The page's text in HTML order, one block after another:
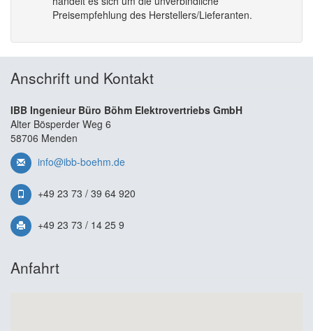
Preisempfehlung des Herstellers/Lieferanten.
Anschrift und Kontakt
IBB Ingenieur Büro Böhm Elektrovertriebs GmbH
Alter Bösperder Weg 6
58706 Menden
info@ibb-boehm.de
+49 23 73 / 39 64 920
+49 23 73 / 14 25 9
Anfahrt